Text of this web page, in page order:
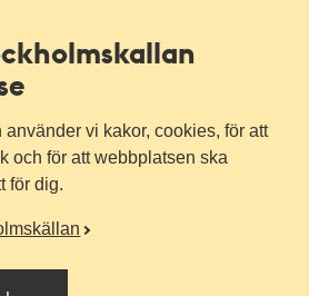
vi kakor, cookies, för att
och för att webbplatsen ska
för dig.